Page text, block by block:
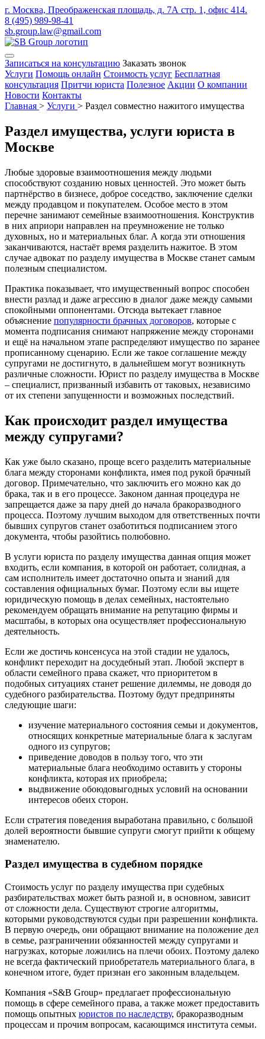
г. Москва, Преображенская площадь, д. 7А стр. 1, офис 414.
8 (495) 989-98-41
sb.group.law@gmail.com
Записаться на консультацию Заказать звонок
Услуги Помощь онлайн Стоимость услуг Бесплатная
консультация Притчи юриста Полезное Акции О компании
Новости Контакты
Главная > Услуги > Раздел совместно нажитого имущества
Раздел имущества, услуги юриста в
Москве
Любые здоровые взаимоотношения между людьми
способствуют созданию новых ценностей. Это может быть
партнёрство в бизнесе, доброе соседство, заключение сделки
между продавцом и покупателем. Особое место в этом
перечне занимают семейные взаимоотношения. Конструктив
в них априори направлен на преумножение не только
духовных, но и материальных благ. А когда эти отношения
заканчиваются, настаёт время разделить нажитое. В этом
случае адвокат по разделу имущества в Москве станет самым
полезным специалистом.
Практика показывает, что имущественный вопрос способен
внести разлад и даже агрессию в диалог даже между самыми
спокойными оппонентами. Отсюда вытекает главное
объяснение популярности брачных договоров, которые с
момента подписания снимают напряжение между сторонами
и ещё на начальном этапе распределяют имущество по заранее
прописанному сценарию. Если же такое соглашение между
супругами не достигнуто, в дальнейшем могут возникнуть
различные сложности. Юрист по разделу имущества в Москве
– специалист, призванный избавить от таковых, независимо
от их степени запущенности и возможных последствий.
Как происходит раздел имущества
между супругами?
Как уже было сказано, проще всего разделить материальные
блага между сторонами конфликта, имея под рукой брачный
договор. Примечательно, что заключить его можно как до
брака, так и в его процессе. Законом данная процедура не
запрещается даже за пару дней до начала бракоразводного
процесса. Поэтому лучшим выходом для ответственных почти
бывших супругов станет озаботиться подписанием этого
документа, чтобы разойтись полюбовно.
В услуги юриста по разделу имущества данная опция может
входить, если компания, в которой он работает, солидная, а
сам исполнитель имеет достаточно опыта и знаний для
составления официальных бумаг. Поэтому если вы ищете
юридическую помощь в делах семейных, настоятельно
рекомендуем обращать внимание на репутацию фирмы и
масштабы, в которых она осуществляет профессиональную
деятельность.
Если же достичь консенсуса на этой стадии не удалось,
конфликт переходит на досудебный этап. Любой эксперт в
области семейного права скажет, что приоритетом в
подобных ситуациях станет решение дилеммы, не доводя до
судебного разбирательства. Поэтому будут предприняты
следующие шаги:
изучение материального состояния семьи и документов,
относящих конкретные материальные блага к заслугам
одного из супругов;
приведение доводов в пользу того, что эти
материальные блага необходимо оставить у стороны
конфликта, которая их приобрела;
выдвижение обоюдовыгодных условий на основании
интересов обеих сторон.
Если стратегия поведения выработана правильно, с большой
долей вероятности бывшие супруги смогут прийти к общему
знаменателю.
Раздел имущества в судебном порядке
Стоимость услуг по разделу имущества при судебных
разбирательствах может быть разной и, в основном, зависит
от сложности дела. Существуют строгие алгоритмы,
которыми руководствуются судьи при разрешении конфликта.
В первую очередь, они обращают внимание на положение дел
в семье, разграничении обязанностей между супругами и
нагрузках, которые ложились на плечи обоих. Поэтому далеко
не всегда фактический приобретатель материального блага, в
конечном итоге, будет признан его законным владельцем.
Компания «S&B Group» предлагает профессиональную
помощь в сфере семейного права, а также может предоставить
помощь опытных юристов по наследству, бракоразводным
процессам и прочим вопросам, касающимся института семьи.